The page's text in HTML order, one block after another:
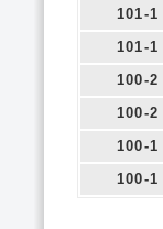
101-1
101-1
100-2
100-2
100-1
100-1